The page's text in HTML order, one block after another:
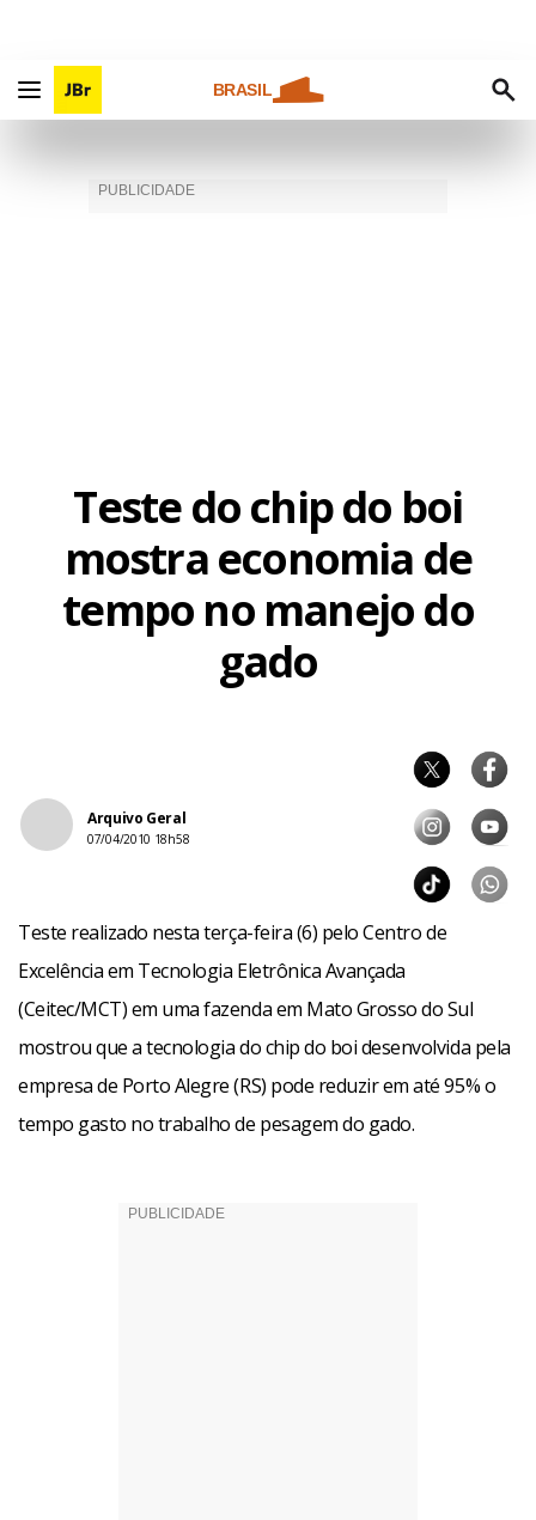
BRASIL
Teste do chip do boi
mostra economia de
tempo no manejo do
gado
Arquivo Geral
07/04/2010 18h58
Teste realizado nesta terça-feira (6) pelo Centro de
Excelência em Tecnologia Eletrônica Avançada
(Ceitec/MCT) em uma fazenda em Mato Grosso do Sul
mostrou que a tecnologia do chip do boi desenvolvida pela
empresa de Porto Alegre (RS) pode reduzir em até 95% o
tempo gasto no trabalho de pesagem do gado.